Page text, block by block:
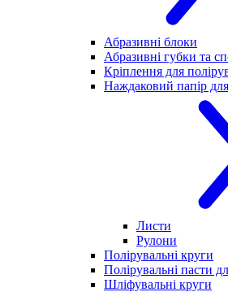
Абразивні блоки
Абразивні губки та
Кріплення для
Наждаковий папір
Листи
Рулони
Полірувальні круги
Полірувальні пасти
Шліфувальні круги